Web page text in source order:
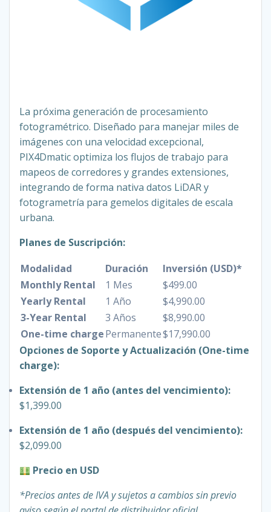
La próxima generación de procesamiento
fotogramétrico. Diseñado para manejar miles de
imágenes con una velocidad excepcional,
PIX4Dmatic optimiza los flujos de trabajo para
mapeos de corredores y grandes extensiones,
integrando de forma nativa datos LiDAR y
fotogrametría para gemelos digitales de escala
urbana.
Planes de Suscripción:
Modalidad
Duración
Inversión (USD)*
Monthly Rental
1 Mes
$499.00
Yearly Rental
1 Año
$4,990.00
3-Year Rental
3 Años
$8,990.00
One-time chargePermanente$17,990.00
Opciones de Soporte y Actualización (One-time
charge):
Extensión de 1 año (antes del vencimiento):
$1,399.00
Extensión de 1 año (después del vencimiento):
$2,099.00
Precio en USD
*Precios antes de IVA y sujetos a cambios sin previo